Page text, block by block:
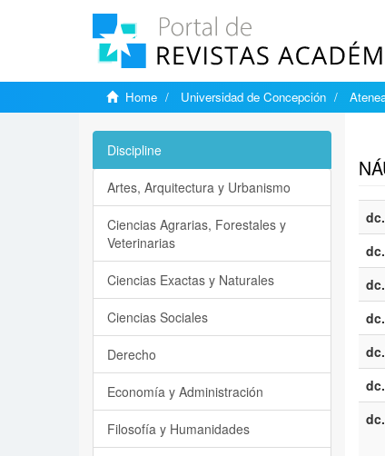
Home Universidad de Concepción
Discipline
Artes, Arquitectura y Urbanismo
Ciencias Agrarias, Forestales y
Veterinarias
Ciencias Exactas y Naturales
Ciencias Sociales
Derecho
Economía y Administración
Filosofía y Humanidades